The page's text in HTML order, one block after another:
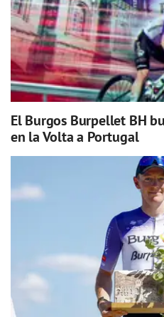
El Burgos Burpellet BH
en la Volta a Portugal